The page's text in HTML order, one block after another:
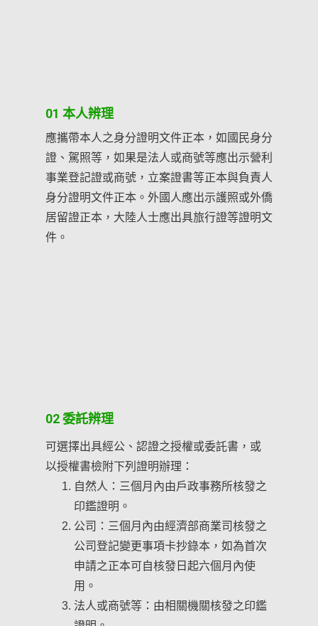
逾18,000萬
逾19,000萬
以下類推
並不增加標
密封遺囑完
證書（118）
應攜帶本人之身分證明文件正本，如國民身分
證、駕照等，如果是法人或商號等應出示營利
事業登記證或商號，立案證書等正本與負責人
身分證明文件正本。外國人應出示護照或外僑
居留證正本，大陸人士應出具旅行證等證明文
件。
01 本人辨理
02 委託辨理
可選擇出具經公、認證之授權或委託書，或
以授權書檢附下列證明辦理：
自然人：三個月內由戶政事務所核發之
印鑑證明。
公司：三個月內由經濟部商業司核發之
公司登記變更事項卡抄錄本，如為首次
申請之正本可自核發日起六個月內使
用。
法人或商號等：由相關機關核發之印鑑